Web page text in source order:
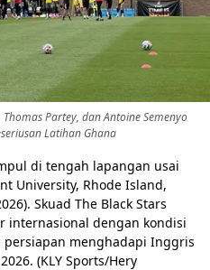
Partey, dan Antoine Semenyo
Latihan Ghana
di tengah lapangan usai
University, Rhode Island,
Skuad The Black Stars
internasional dengan kondisi
menghadapi Inggris
(KLY Sports/Hery